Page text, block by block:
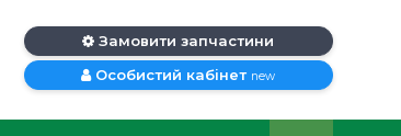
Замовити запчастини
Особистий кабінет new